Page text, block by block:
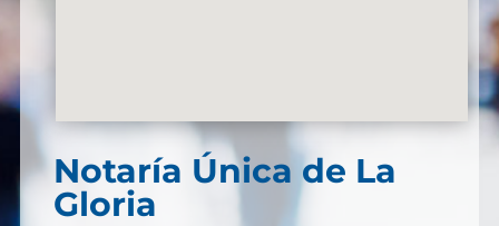
Notaría Única de La
Gloria